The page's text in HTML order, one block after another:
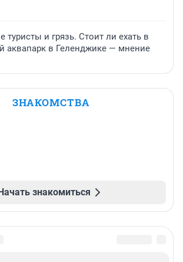
туристы и грязь. Стоит ли ехать в
аквапарк в Геленджике — мнение
ЗНАКОМСТВА
Начать знакомиться